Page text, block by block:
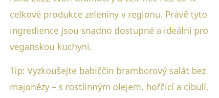
celkové produkce zeleniny v regionu. Právě tyto
ingredience jsou snadno dostupné a ideální pro
veganskou kuchyni.
Tip: Vyzkoušejte babiččin bramborový salát bez
majonézy – s rostlinným olejem, hořčicí a cibulí.